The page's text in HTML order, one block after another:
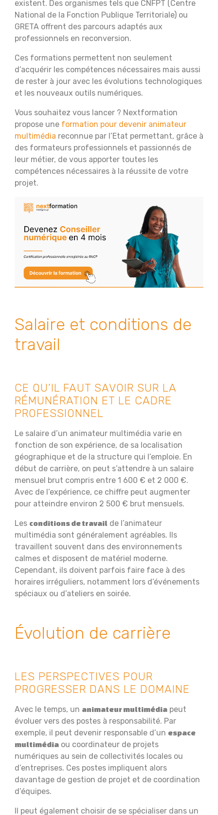
existent. Des organismes tels que CNFPT (Centre
National de la Fonction Publique Territoriale) ou
GRETA offrent des parcours adaptés aux
professionnels en reconversion.
Ces formations permettent non seulement
d’acquérir les compétences nécessaires mais aussi
de rester à jour avec les évolutions technologiques
et les nouveaux outils numériques.
Vous souhaitez vous lancer ? Nextformation
propose une formation pour devenir animateur
multimédia reconnue par l’Etat permettant, grâce à
des formateurs professionnels et passionnés de
leur métier, de vous apporter toutes les
compétences nécessaires à la réussite de votre
projet.
Salaire et conditions de
travail
CE QU’IL FAUT SAVOIR SUR LA
RÉMUNÉRATION ET LE CADRE
PROFESSIONNEL
Le salaire d’un animateur multimédia varie en
fonction de son expérience, de sa localisation
géographique et de la structure qui l’emploie. En
début de carrière, on peut s’attendre à un salaire
mensuel brut compris entre 1 600 € et 2 000 €.
Avec de l’expérience, ce chiffre peut augmenter
pour atteindre environ 2 500 € brut mensuels.
Les conditions de travail de l’animateur
multimédia sont généralement agréables. Ils
travaillent souvent dans des environnements
calmes et disposent de matériel moderne.
Cependant, ils doivent parfois faire face à des
horaires irréguliers, notamment lors d’événements
spéciaux ou d’ateliers en soirée.
Évolution de carrière
LES PERSPECTIVES POUR
PROGRESSER DANS LE DOMAINE
Avec le temps, un animateur multimédia peut
évoluer vers des postes à responsabilité. Par
exemple, il peut devenir responsable d’un espace
multimédia ou coordinateur de projets
numériques au sein de collectivités locales ou
d’entreprises. Ces postes impliquent alors
davantage de gestion de projet et de coordination
d’équipes.
Il peut également choisir de se spécialiser dans un